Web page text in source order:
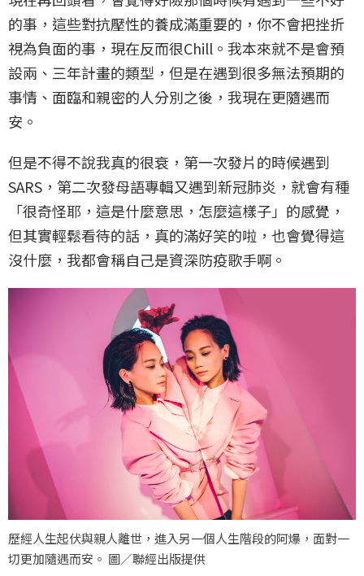
的事，這些對抗壓性的養成滿重要的，你不會把挫折
視為負面的事，現在反而很Chill。我本來就不是會預
設兩、三年計畫的類型，但是在遇到很多無法預期的
事情、面臨和親密的人分別之後，我現在更隨遇而
安。
但是不得不說我真的很衰，第一次發片的時候遇到
SARS，第二次發母語專輯又遇到新冠肺炎，就會有種
「很奇怪耶，這是什麼意思，怎麼這樣子」的感覺，
但其實輕鬆看待的話，真的滿好笑的啦，也會覺得這
沒什麼，我都會稱自己是資深防疫歌手啊。
歷經人生起伏與親人離世，進入另一個人生階段的阿爆，面對一
切更加隨遇而安。 圖／聯經出版提供